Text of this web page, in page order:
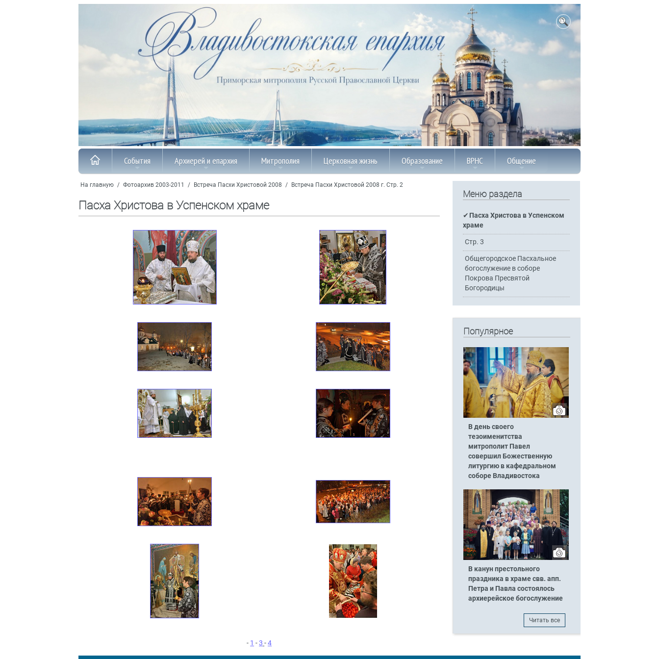
События Архиерей и епархия Митрополия Церковная жизнь Образование ВРНС Общение
На главную / Фотоархив 2003-2011 / Встреча Пасхи Христовой 2008 / Встреча Пасхи Христовой 2008 г. Стр. 2
Пасха Христова в Успенском храме
- 1 -3 -4
Меню раздела
Пасха Христова в Успенском
храме
Стр. 3
Общегородское Пасхальное
богослужение в соборе
Покрова Пресвятой
Богородицы
Популярное
В день своего
тезоименитства
митрополит Павел
совершил Божественную
литургию в кафедральном
соборе Владивостока
В канун престольного
праздника в храме свв. апп.
Петра и Павла состоялось
архиерейское богослужение
Читать все